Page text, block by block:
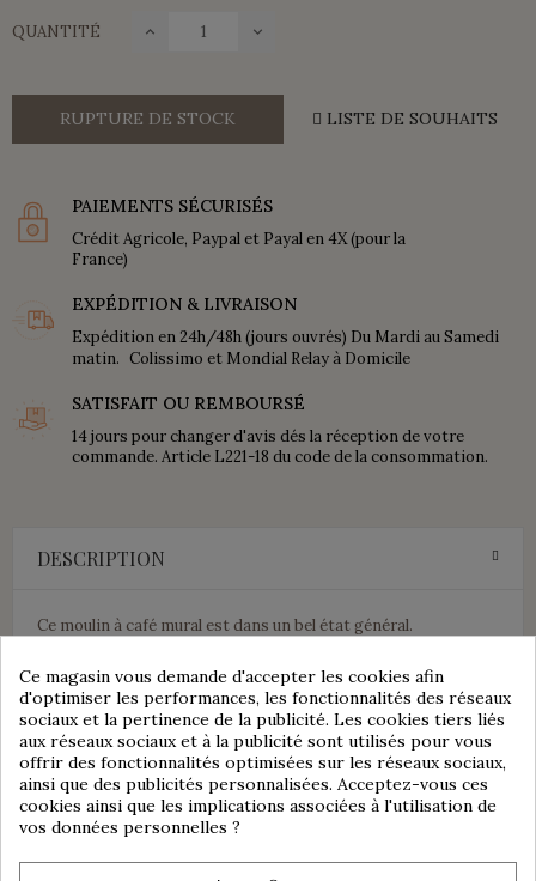
QUANTITÉ
RUPTURE DE STOCK LISTE DE SOUHAITS
PAIEMENTS SÉCURISÉS
Crédit Agricole, Paypal et Payal en 4X (pour la
France)
EXPÉDITION & LIVRAISON
Expédition en 24h/48h (jours ouvrés) Du Mardi au Samedi
matin. Colissimo et Mondial Relay à Domicile
SATISFAIT OU REMBOURSÉ
14 jours pour changer d'avis dés la réception de votre
commande. Article L221-18 du code de la consommation.
DESCRIPTION
Ce moulin à café mural est dans un bel état général.
Le contenant en faïence est en bon état, pas de fêle, pas de
choc et pas d'ébréchure.
Le pot de réception en verre est en très bon état également
et est d'origine.
La manivelle tourne très bien.
Ce moulin à café est marqué sur la fonte : AS BREVETÉ S.G.D.G
Le contenant en faïence est maintenu par une sorte de boulon
à la plaque de bois.
Ce magasin vous demande d'accepter les cookies afin
d'optimiser les performances, les fonctionnalités des réseaux
sociaux et la pertinence de la publicité. Les cookies tiers liés
aux réseaux sociaux et à la publicité sont utilisés pour vous
offrir des fonctionnalités optimisées sur les réseaux sociaux,
ainsi que des publicités personnalisées. Acceptez-vous ces
cookies ainsi que les implications associées à l'utilisation de
vos données personnelles ?
group_work
Consentement aux cookies